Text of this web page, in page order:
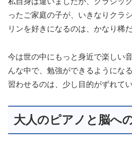
ったご家庭の子が、いきなりクラ
リンを好きになるのは、かなり稀
今は世の中にもっと身近で楽しい
んな中で、勉強ができるようにな
習わせるのは、少し目的がずれて
大人のピアノと脳へ